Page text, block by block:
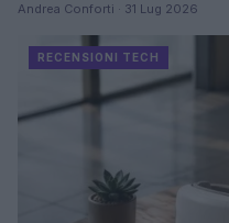
Andrea Conforti · 31 Lug 2026
RECENSIONI TECH